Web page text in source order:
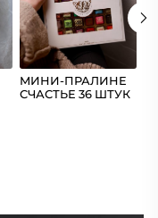
МИНИ-ПРАЛИНЕ
СЧАСТЬЕ 36 ШТУК